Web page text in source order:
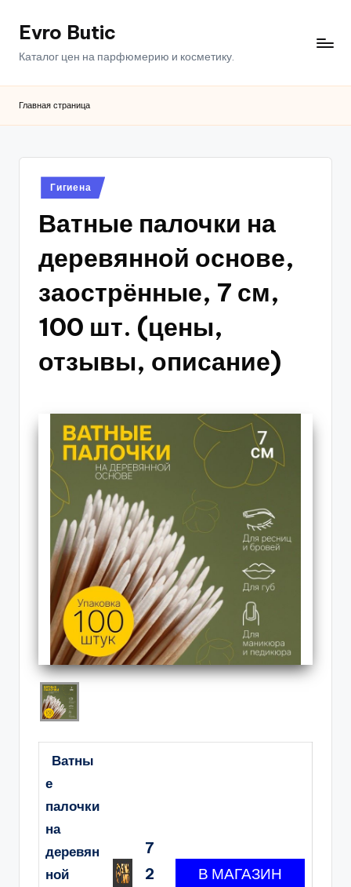
ПерейтиEvro Butic
Каталог цен на парфюмерию и косметику.
Главная страница
Опубликовано
в
Гигиена
Ватные палочки на
деревянной основе,
заострённые, 7 см,
100 шт. (цены,
отзывы, описание)
Ватны
е
палочки
на
деревян
ной
7
2